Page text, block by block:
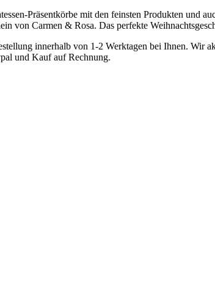
Präsentkörbe mit den feinsten Produkten und
von Carmen & Rosa. Das perfekte
innerhalb von 1-2 Werktagen bei Ihnen. Wir
und Kauf auf Rechnung.